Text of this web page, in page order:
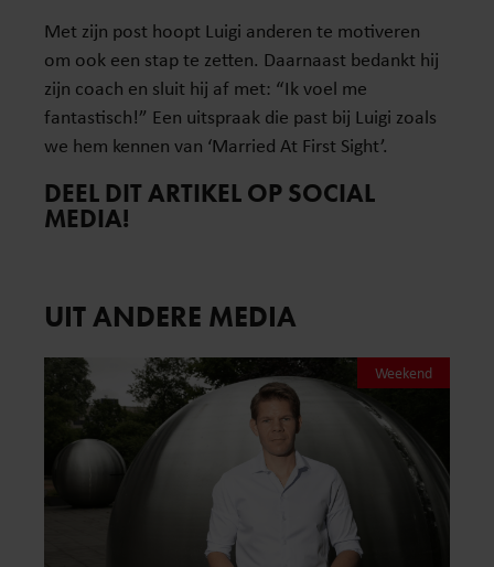
Met zijn post hoopt Luigi anderen te motiveren
om ook een stap te zetten. Daarnaast bedankt hij
zijn coach en sluit hij af met: “Ik voel me
fantastisch!” Een uitspraak die past bij Luigi zoals
we hem kennen van ‘Married At First Sight’.
DEEL DIT ARTIKEL OP SOCIAL
MEDIA!
UIT ANDERE MEDIA
Weekend